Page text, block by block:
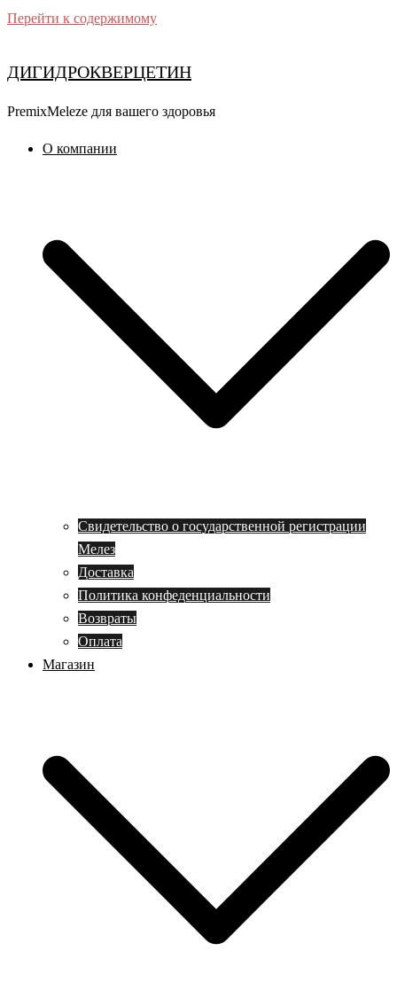
Перейти к содержимому
ДИГИДРОКВЕРЦЕТИН
PremixMeleze для вашего здоровья
О компании
Свидетельство о государственной регистрации
Мелез
Доставка
Политика конфеденциальности
Возвраты
Оплата
Магазин